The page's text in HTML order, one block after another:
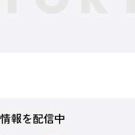
報を配信中